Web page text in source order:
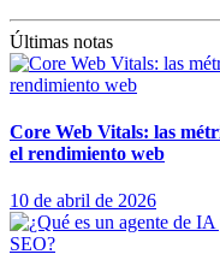
Últimas notas
Core Web Vitals: las
el rendimiento web
10 de abril de 2026